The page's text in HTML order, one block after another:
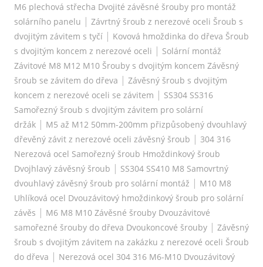
M6 plechová střecha Dvojité závěsné šrouby pro montáž
solárního panelu | Závrtný šroub z nerezové oceli Šroub s
dvojitým závitem s tyčí| Kovová hmoždinka do dřeva Šroub
s dvojitým koncem z nerezové oceli | Solární montáž
Závitové M8 M12 M10 Šrouby s dvojitým koncem Závěsný
šroub se závitem do dřeva | Závěsný šroub s dvojitým
koncem z nerezové oceli se závitem | SS304 SS316
Samořezný šroub s dvojitým závitem pro solární
držák| M5 až M12 50mm-200mm přizpůsobený dvouhlavý
dřevěný závit z nerezové oceli závěsný šroub | 304 316
Nerezová ocel Samořezný šroub Hmoždinkový šroub
Dvojhlavý závěsný šroub | SS304 SS410 M8 Samovrtný
dvouhlavý závěsný šroub pro solární montáž | M10 M8
Uhlíková ocel Dvouzávitový hmoždinkový šroub pro solární
závěs | M6 M8 M10 Závěsné šrouby Dvouzávitové
samořezné šrouby do dřeva Dvoukoncové šrouby| Závěsný
šroub s dvojitým závitem na zakázku z nerezové oceli Šroub
do dřeva | Nerezová ocel 304 316 M6-M10 Dvouzávitový